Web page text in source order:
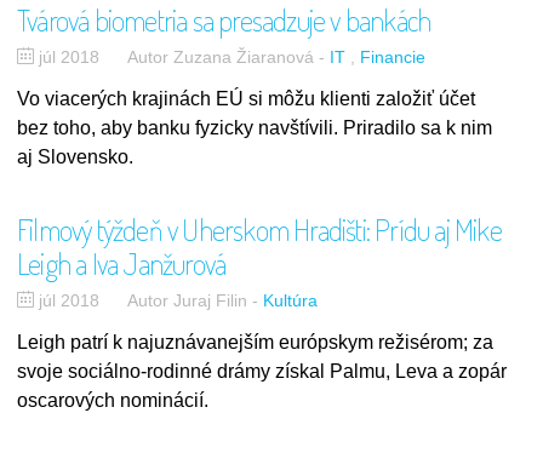
Tvárová biometria sa presadzuje v bankách
júl 2018 Autor Zuzana Žiaranová- IT Financie
Vo viacerých krajinách EÚ si môžu klienti založiť účet
bez toho, aby banku fyzicky navštívili. Priradilo sa k nim
aj Slovensko.
Filmový týždeň v Uherskom Hradišti: Prídu aj Mike
Leigh a Iva Janžurová
júl 2018 Autor Juraj Filin- Kultúra
Leigh patrí k najuznávanejším európskym režisérom; za
svoje sociálno-rodinné drámy získal Palmu, Leva a zopár
oscarových nominácií.